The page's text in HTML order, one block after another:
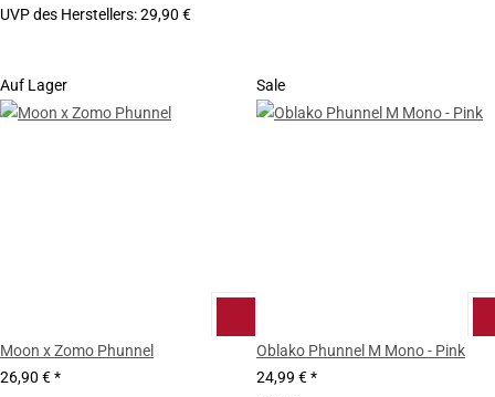
UVP des Herstellers:29,90 €
Auf Lager
Moon x Zomo Phunnel
26,90 €*
Sale
Oblako Phunnel M Mono - Pink
24,99 €*